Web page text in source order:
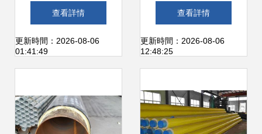
管道 安全飲水的重
要保障
查看詳情
更新時間：2026-08-06
01:41:49
腐蒸汽保溫管管件
關鍵構件與技術解
查看詳情
更新時間：2026-08-06
12:48:25